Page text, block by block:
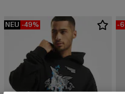
NEU -49% -